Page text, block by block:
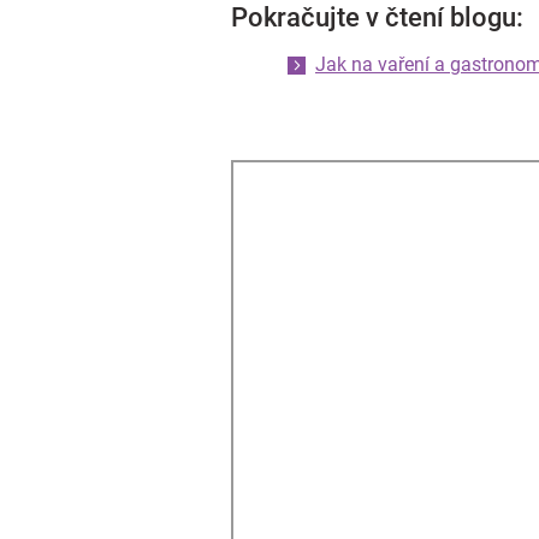
Pokračujte v čtení blogu:
Jak na vaření a